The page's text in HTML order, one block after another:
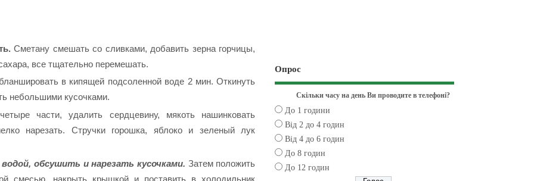
Сметану смешать со сливками, добавить зерна горчицы,
все тщательно перемешать.
в кипящей подсоленной воде 2 мин. Откинуть
небольшими кусочками.
части, удалить сердцевину, мякоть нашинковать
нарезать. Стручки горошка, яблоко и зеленый лук
обсушить и нарезать кусочками. Затем положить
смесью, накрыть крышкой и поставить в холодильник
Опрос
Скільки часу на день Ви проводите в телефоні?
До 1 години
Від 2 до 4 годин
Від 4 до 6 годин
До 8 годин
До 12 годин